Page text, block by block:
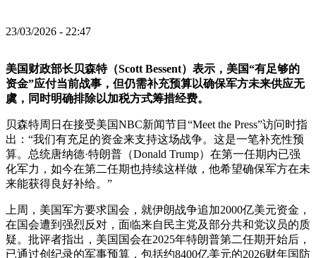
23/03/2026 - 22:47
美国财政部长贝森特（Scott Bessent）表示，美国“有足够的
资金”应付当前战事，但仍需补充预算以确保军方未来供应无
虞，同时明确排除以加税方式筹措经费。
贝森特周日在接受美国NBC新闻节目“Meet the Press”访问时指
出：“我们有充足的资金来支持这场战争。这是一笔补充性预
算。总统唐纳德·特朗普（Donald Trump）在第一任期内已强
化军力，如今在第二任期也持续这样做，他希望确保军方在未
来能获得良好补给。”
上周，美国军方要求国会，就伊朗战争追加2000亿美元资金，
在国会遭到强烈反对，面临来自民主党及部分共和党议员的质
疑。批评者指出，美国国会在2025年特朗普第二任期开始后，
已通过创纪录的军事预算，包括约8400亿美元的2026财年国防